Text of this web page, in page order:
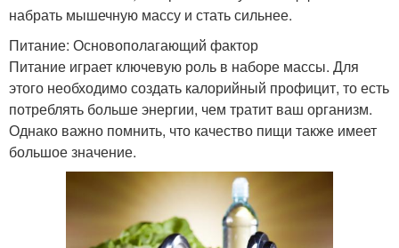
набрать мышечную массу и стать сильнее.
Питание: Основополагающий фактор
Питание играет ключевую роль в наборе массы. Для
этого необходимо создать калорийный профицит, то есть
потреблять больше энергии, чем тратит ваш организм.
Однако важно помнить, что качество пищи также имеет
большое значение.